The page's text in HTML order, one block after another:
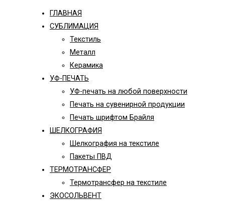
ГЛАВНАЯ
СУБЛИМАЦИЯ
Текстиль
Металл
Керамика
УФ-ПЕЧАТЬ
УФ-печать на любой поверхности
Печать на сувенирной продукции
Печать шрифтом Брайля
ШЕЛКОГРАФИЯ
Шелкография на текстиле
Пакеты ПВД
ТЕРМОТРАНСФЕР
Термотрансфер на текстиле
ЭКОСОЛЬВЕНТ